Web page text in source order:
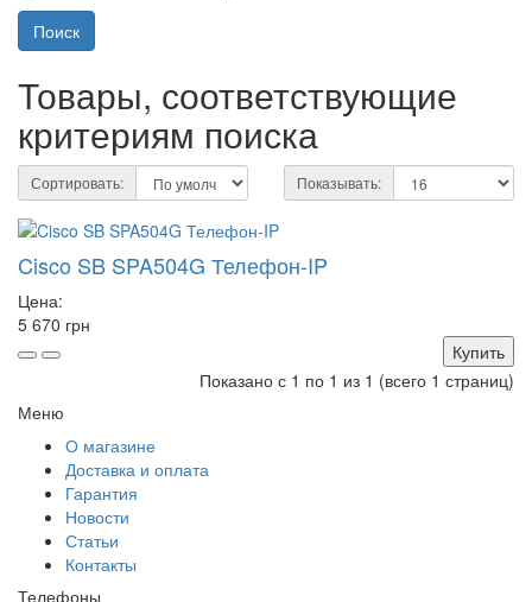
Товары, соответствующие
критериям поиска
Сортировать: Показывать:
Cisco SB SPA504G Телефон-IP
Цена:
5 670 грн
Купить
Показано с 1 по 1 из 1 (всего 1 страниц)
Меню
О магазине
Доставка и оплата
Гарантия
Новости
Статьи
Контакты
Телефоны